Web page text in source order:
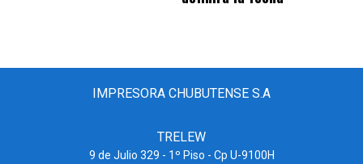
IMPRESORA CHUBUTENSE S.A
TRELEW
9 de Julio 329 - 1º Piso - Cp U-9100H